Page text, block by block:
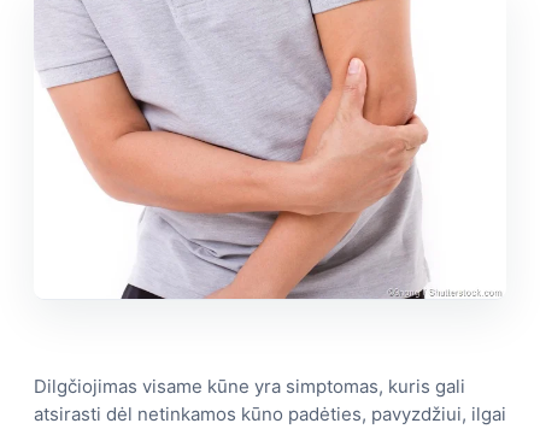
Dilgčiojimas visame kūne yra simptomas, kuris gali
atsirasti dėl netinkamos kūno padėties, pavyzdžiui, ilgai